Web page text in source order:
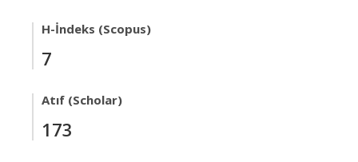
H-İndeks (Scopus)
7
Atıf (Scholar)
173